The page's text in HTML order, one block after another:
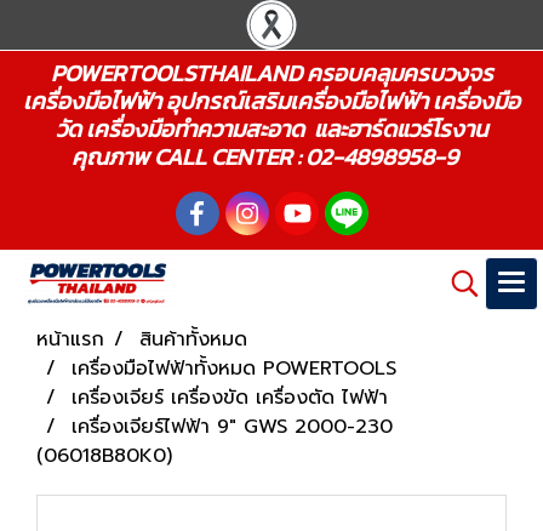
POWERTOOLSTHAILAND ครอบคลุมครบวงจร
เครื่องมือไฟฟ้า อุปกรณ์เสริมเครื่องมือไฟฟ้า เครื่องมือ
วัด เครื่องมือทำความสะอาด และฮาร์ดแวร์โรงาน
คุณภาพ CALL CENTER : 02-4898958-9
หน้าแรก
สินค้าทั้งหมด
เครื่องมือไฟฟ้าทั้งหมด POWERTOOLS
เครื่องเจียร์ เครื่องขัด เครื่องตัด ไฟฟ้า
เครื่องเจียร์ไฟฟ้า 9" GWS 2000-230
(06018B80K0)